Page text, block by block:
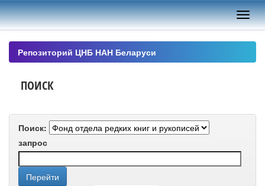
Skip
navigation
Репозиторий ЦНБ НАН Беларуси
ПОИСК
Поиск:
запрос